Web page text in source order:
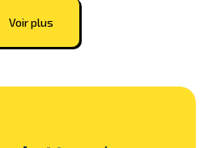
Voir plus